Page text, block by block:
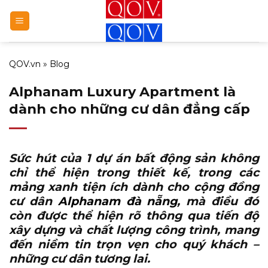
qua
nội
dung
QOV.vn » Blog
Alphanam Luxury Apartment là
dành cho những cư dân đẳng cấp
Sức hút của 1 dự án bất động sản không
chỉ thể hiện trong thiết kế, trong các
mảng xanh tiện ích dành cho cộng đồng
cư dân Alphanam đà nẵng, mà điều đó
còn được thể hiện rõ thông qua tiến độ
xây dựng và chất lượng công trình, mang
đến niềm tin trọn vẹn cho quý khách –
những cư dân tương lai.